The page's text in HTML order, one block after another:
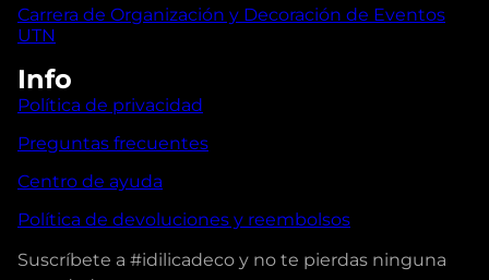
Carrera de Organización y Decoración de Eventos
UTN
Info
Política de privacidad
Preguntas frecuentes
Centro de ayuda
Política de devoluciones y reembolsos
Suscríbete a #idilicadeco y no te pierdas ninguna